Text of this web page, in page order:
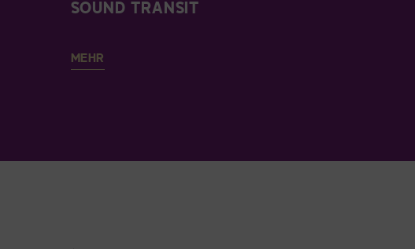
SOUND TRANSIT
MEHR